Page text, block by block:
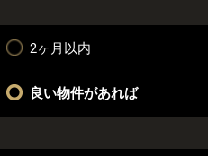
2ヶ月以内
良い物件があれば